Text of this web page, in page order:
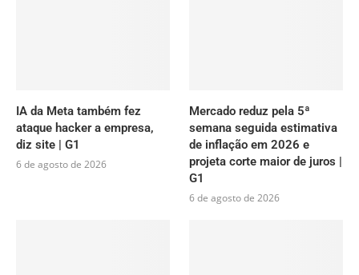
IA da Meta também fez
ataque hacker a empresa,
diz site | G1
6 de agosto de 2026
Mercado reduz pela 5ª
semana seguida estimativa
de inflação em 2026 e
projeta corte maior de juros |
G1
6 de agosto de 2026